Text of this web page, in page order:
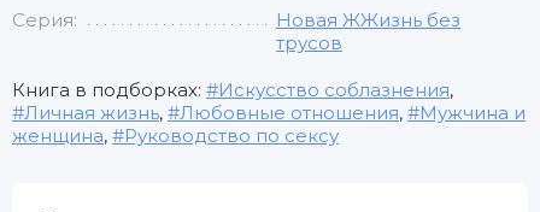
Серия:
Новая ЖЖизнь без
трусов
Книга в подборках: Искусство соблазнения,
Личная жизнь, Любовные отношения,
Мужчина и
женщина, Руководство по сексу